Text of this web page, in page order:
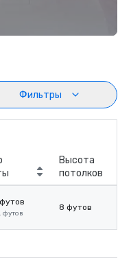
Фильтры
Высота
потолков
футов
8 футов